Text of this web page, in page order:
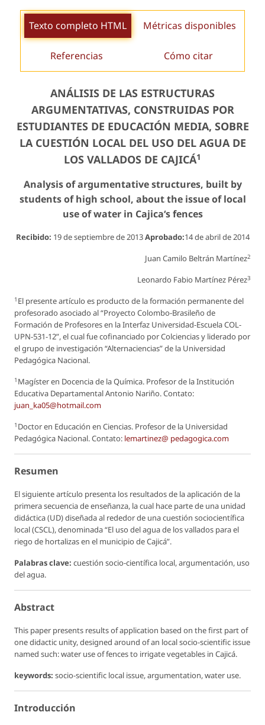
Texto completo HTML Métricas disponibles
Referencias Cómo citar
ANÁLISIS DE LAS ESTRUCTURAS
ARGUMENTATIVAS, CONSTRUIDAS POR
ESTUDIANTES DE EDUCACIÓN MEDIA, SOBRE
LA CUESTIÓN LOCAL DEL USO DEL AGUA DE
LOS VALLADOS DE CAJICÁ1
Analysis of argumentative structures, built by
students of high school, about the issue of local
use of water in Cajica‘s fences
Recibido: 19 de septiembre de 2013Aprobado:14 de abril de 2014
Juan Camilo Beltrán Martínez2
Leonardo Fabio Martínez Pérez3
1 El presente artículo es producto de la formación permanente del
profesorado asociado al “Proyecto Colombo-Brasileño de
Formación de Profesores en la Interfaz Universidad-Escuela COL-
UPN-531-12”, el cual fue cofinanciado por Colciencias y liderado por
el grupo de investigación “Alternaciencias” de la Universidad
Pedagógica Nacional.
1 Magíster en Docencia de la Química. Profesor de la Institución
Educativa Departamental Antonio Nariño. Contato:
juan_ka05@hotmail.com
1 Doctor en Educación en Ciencias. Profesor de la Universidad
Pedagógica Nacional. Contato: lemartinez@ pedagogica.com
Resumen
El siguiente artículo presenta los resultados de la aplicación de la
primera secuencia de enseñanza, la cual hace parte de una unidad
didáctica (UD) diseñada al rededor de una cuestión sociocientífica
local (CSCL), denominada “El uso del agua de los vallados para el
riego de hortalizas en el municipio de Cajicá”.
Palabras clave: cuestión socio-científica local, argumentación, uso
del agua.
Abstract
This paper presents results of application based on the first part of
one didactic unity, designed around of an local socio-scientific issue
named such: water use of fences to irrigate vegetables in Cajicá.
keywords: socio-scientific local issue, argumentation, water use.
Introducción